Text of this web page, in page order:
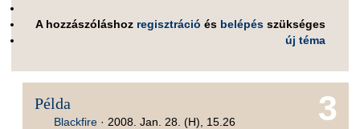
A hozzászóláshoz regisztráció és belépés szükséges
új téma
3
Példa
Blackfire· 2008. Jan. 28. (H), 15.26